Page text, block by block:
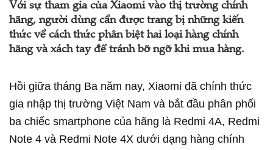
Với sự tham gia của Xiaomi vào thị trường chính
hãng, người dùng cần được trang bị những kiến
thức về cách thức phân biệt hai loại hàng chính
hãng và xách tay để tránh bỡ ngỡ khi mua hàng.
Hồi giữa tháng Ba năm nay, Xiaomi đã chính thức
gia nhập thị trường Việt Nam và bắt đầu phân phối
ba chiếc smartphone của hãng là Redmi 4A, Redmi
Note 4 và Redmi Note 4X dưới dạng hàng chính